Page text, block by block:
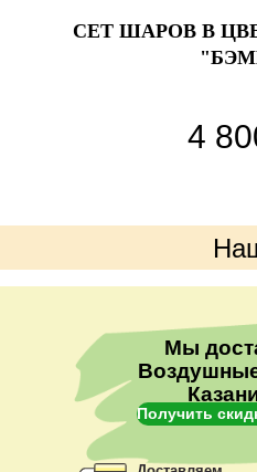
СЕТ ШАРОВ В
4
Мы
Получить